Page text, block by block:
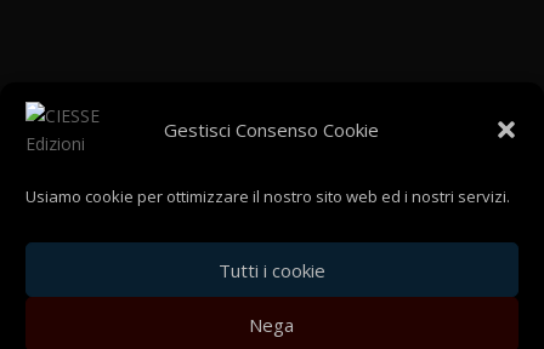
Gestisci Consenso Cookie
Usiamo cookie per ottimizzare il nostro sito web ed i nostri servizi.
Tutti i cookie
Nega
Cookie policy (EU)
web
Admin